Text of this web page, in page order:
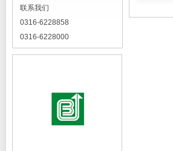
联系我们
0316-6228858
0316-6228000